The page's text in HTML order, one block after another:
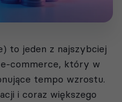
to jeden z najszybciej
commerce, który w
tempo wzrostu.
i coraz większego